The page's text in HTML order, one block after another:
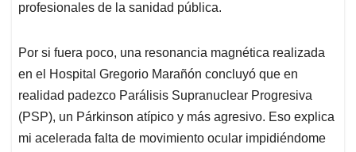
profesionales de la sanidad pública.
Por si fuera poco, una resonancia magnética realizada
en el Hospital Gregorio Marañón concluyó que en
realidad padezco Parálisis Supranuclear Progresiva
(PSP), un Párkinson atípico y más agresivo. Eso explica
mi acelerada falta de movimiento ocular impidiéndome